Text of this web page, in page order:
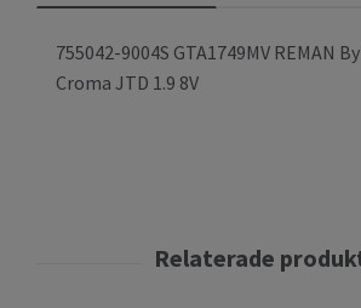
755042-9004S GTA1749MV REMAN
Croma JTD 1.9 8V